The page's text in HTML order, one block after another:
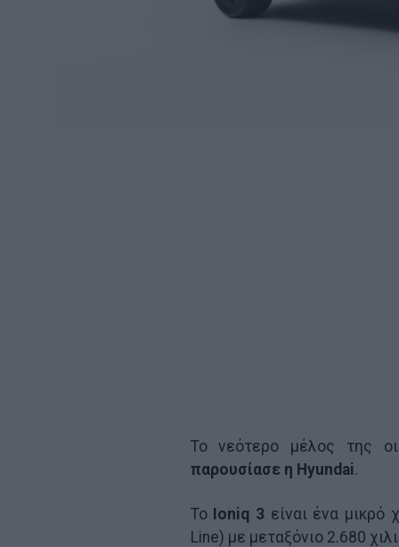
Το νεότερο μέλος της
παρουσίασε η Hyundai.
Το Ioniq 3είναι ένα μικρό
Line) με μεταξόνιο 2.680